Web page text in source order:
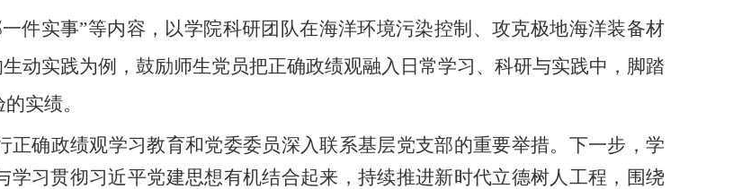
件实事”等内容 ，以学院科研团队在海洋环境污染控制、 攻克极地海洋装备材
生动实践为例，鼓励师生党员把正确政绩观融入日常学习、科研与实践中，脚踏
实绩。
正确政绩观学习教育和党委委员深入联系基层党支部的重要举措。下一步，学
习贯彻习近平党建思想有机结合起来，持续推进新时代立德树人工程，围绕